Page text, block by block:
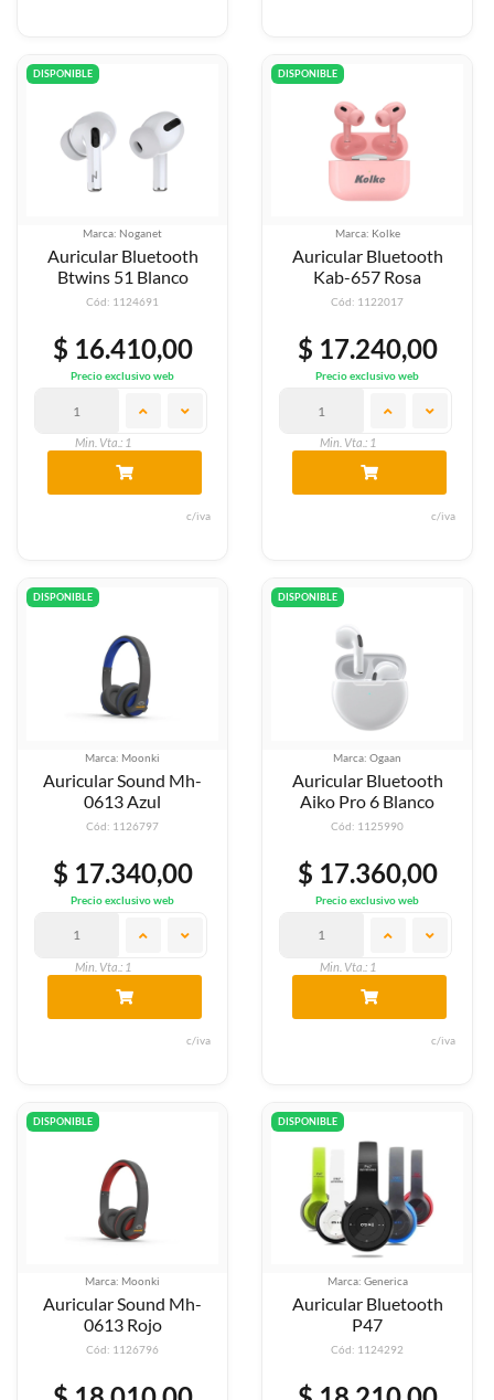
DISPONIBLE
Marca: Noganet
Auricular Bluetooth
Btwins 51 Blanco
Cód: 1124691
$ 16.410,00
Precio exclusivo web
Min. Vta.: 1
c/iva
DISPONIBLE
Marca: Kolke
Auricular Bluetooth
Kab-657 Rosa
Cód: 1122017
$ 17.240,00
Precio exclusivo web
Min. Vta.: 1
c/iva
DISPONIBLE
Marca: Moonki
Auricular Sound Mh-
0613 Azul
Cód: 1126797
$ 17.340,00
Precio exclusivo web
Min. Vta.: 1
c/iva
DISPONIBLE
Marca: Ogaan
Auricular Bluetooth
Aiko Pro 6 Blanco
Cód: 1125990
$ 17.360,00
Precio exclusivo web
Min. Vta.: 1
c/iva
DISPONIBLE
Marca: Moonki
Auricular Sound Mh-
0613 Rojo
Cód: 1126796
DISPONIBLE
Marca: Generica
Auricular Bluetooth
P47
Cód: 1124292